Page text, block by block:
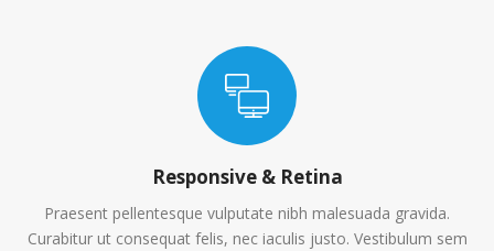
Responsive & Retina
Praesent pellentesque vulputate nibh malesuada gravida.
Curabitur ut consequat felis, nec iaculis justo. Vestibulum sem